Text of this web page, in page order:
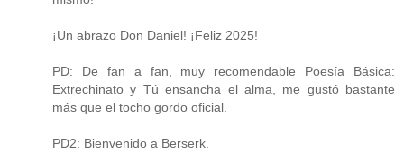
¡Un abrazo Don Daniel! ¡Feliz 2025!
PD: De fan a fan, muy recomendable Poesía Básica:
Extrechinato y Tú ensancha el alma, me gustó bastante
más que el tocho gordo oficial.
PD2: Bienvenido a Berserk.